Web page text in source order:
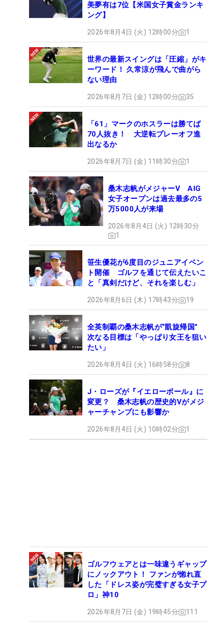
美夢有は7位【米国女子賞金ランキ
ング】
2026年8月4日 (火) 12時00分 1
世界の最新スイングは「圧縮」がキ
ーワード！ 久常涼が飛んで曲がら
ない理由
2026年8月7日 (金) 12時00分 35
「61」マークのホスラーは勝てば
70人抜き！ 大逆転プレーオフ進
出なるか
2026年8月7日 (金) 11時30分 1
桑木志帆がメジャーV AIG
女子オープンは過去最多の5
万5000人が来場
2026年8月4日 (火) 12時30分
1
笹生優花が6度目のジュニアイベン
ト開催 ゴルフを通じて伝えたいこ
と「真剣だけど、それを楽しむ」
2026年8月6日 (木) 17時43分 19
全英制覇の桑木志帆が“凱旋帰国”
次なる目標は「やっぱり女王を狙い
たい」
2026年8月4日 (火) 16時58分 8
J・ローズが『イエローボール』に
変更？ 桑木志帆の歴史的Vがメジ
ャーチャンプにも影響か
2026年8月4日 (火) 10時02分 1
ゴルフウェアとは一味違うギャップ
にノックアウト！ ファンが惚れ直
した「ドレス姿が完璧すぎる女子プ
ロ」神10
2026年8月7日 (金) 19時45分 111